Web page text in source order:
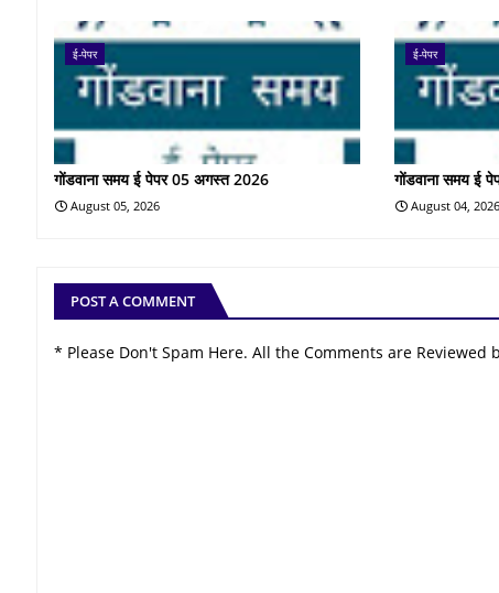
ई-पेपर
गोंडवाना समय ई पेपर 05 अगस्त 2026
August 05, 2026
ई-पेपर
गोंडवाना समय ई
August 04, 2026
POST A COMMENT
* Please Don't Spam Here. All the Comments are Reviewed